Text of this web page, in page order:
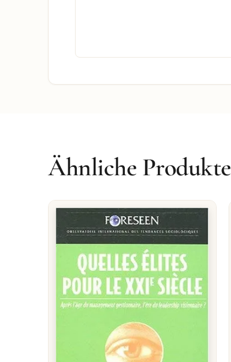
Ähnliche Produkte